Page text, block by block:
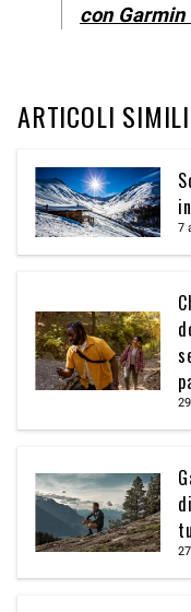
con Garmin
ARTICOLI SIMILI
7